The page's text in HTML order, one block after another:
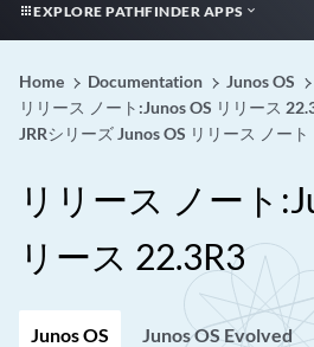
EXPLORE PATHFINDER APPS
Home Documentation
Junos OS
リリース ノート:Junos OS リリース
JRRシリーズ Junos OS リリース ノート
リリース ノート
リース 22.3R3
Junos OS Junos OS Evolved